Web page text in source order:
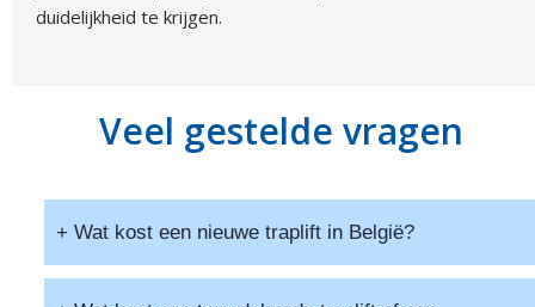
duidelijkheid te krijgen.
Veel gestelde vragen
+ Wat kost een nieuwe traplift in België?